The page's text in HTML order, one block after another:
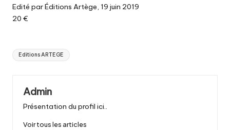
Edité par Éditions Artège, 19 juin 2019
20 €
Tags:
Editions ARTEGE
Admin
Présentation du profil ici..
Voir tous les articles